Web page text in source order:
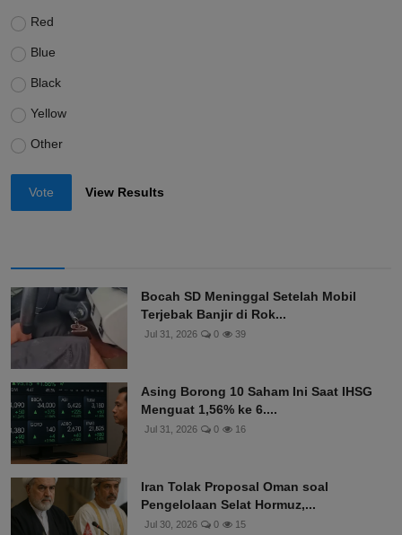
Red
Blue
Black
Yellow
Other
Vote View Results
Bocah SD Meninggal Setelah Mobil
Terjebak Banjir di Rok...
Jul 31, 2026 0 39
Asing Borong 10 Saham Ini Saat IHSG
Menguat 1,56% ke 6....
Jul 31, 2026 0 16
Iran Tolak Proposal Oman soal
Pengelolaan Selat Hormuz,...
Jul 30, 2026 0 15